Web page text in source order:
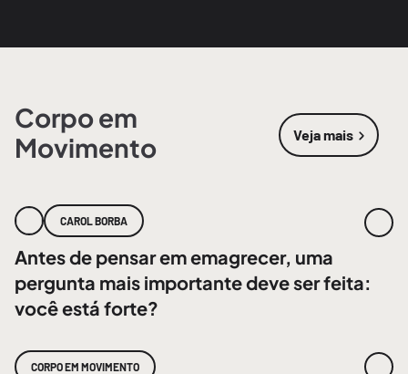
Corpo em
Movimento
Veja mais
sobre
CAROL BORBA
Antes de pensar em emagrecer, uma
pergunta mais importante deve ser feita:
você está forte?
CORPO EM MOVIMENTO